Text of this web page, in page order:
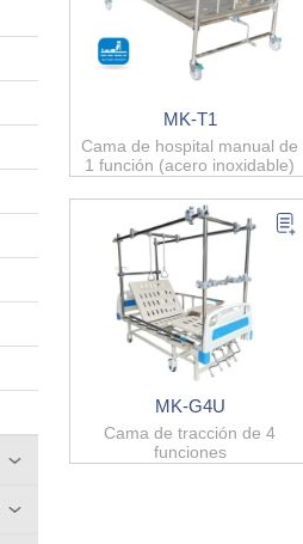
MK-T1
Cama de hospital manual de
1 función (acero inoxidable)
MK-G4U
Cama de tracción de 4
funciones